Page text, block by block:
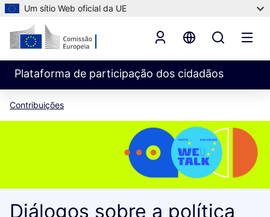
Um sítio Web oficial da UE
Plataforma de participação dos cidadãos
Contribuições
Diálogos sobre a política